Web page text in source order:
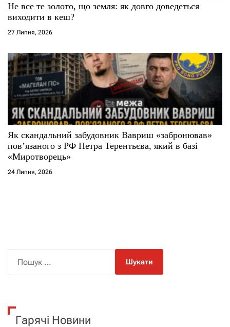
Не все те золото, що земля: як довго доведеться
виходити в кеш?
27 Липня, 2026
Як скандальний забудовник Вавриш «забронював»
повʼязаного з РФ Петра Терентьєва, який в базі
«Миротворець»
24 Липня, 2026
к
Гарячі Новини